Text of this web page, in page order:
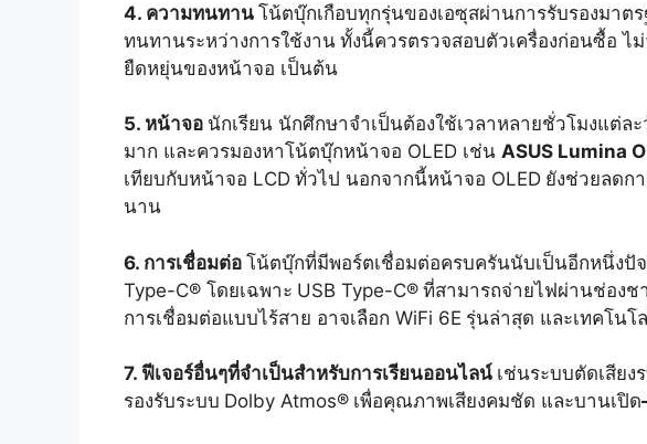
4. ความทนทาน โน้ตบุ๊กเกือบทุกรุ่นของเอซุสผ่านการรับรองมาต
ทนทานระหว่างการใช้งาน ทั้งนี้ควรตรวจสอบตัวเครื่องก่อนซื้อ ไ
ยืดหยุ่นของหน้าจอ เป็นต้น
5. หน้าจอ นักเรียน นักศึกษาจำเป็นต้องใช้เวลาหลายชั่วโมงแต่
มาก และควรมองหาโน้ตบุ๊กหน้าจอ OLED เช่น ASUS Lumina
เทียบกับหน้าจอ LCD ทั่วไป นอกจากนี้หน้าจอ OLED ยังช่วยลดก
นาน
6. การเชื่อมต่อ โน้ตบุ๊กที่มีพอร์ตเชื่อมต่อครบครันนับเป็นอีกหนึ่งปั
Type-C® โดยเฉพาะ USB Type-C® ที่สามารถจ่ายไฟผ่านช่องช
การเชื่อมต่อแบบไร้สาย อาจเลือก WiFi 6E รุ่นล่าสุด และเทคโนโ
7. ฟีเจอร์อื่นๆที่จำเป็นสำหรับการเรียนออนไลน์ เช่นระบบตัดเสีย
รองรับระบบ Dolby Atmos® เพื่อคุณภาพเสียงคมชัด และบานเปิด